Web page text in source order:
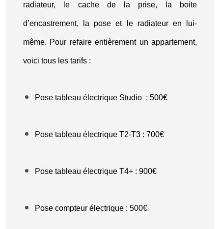
radiateur, le cache de la prise, la boite
d’encastrement, la pose et le radiateur en lui-
même. Pour refaire entièrement un appartement,
voici tous les tarifs :
Pose tableau électrique Studio : 500€
Pose tableau électrique T2-T3 : 700€
Pose tableau électrique T4+ : 900€
Pose compteur électrique : 500€